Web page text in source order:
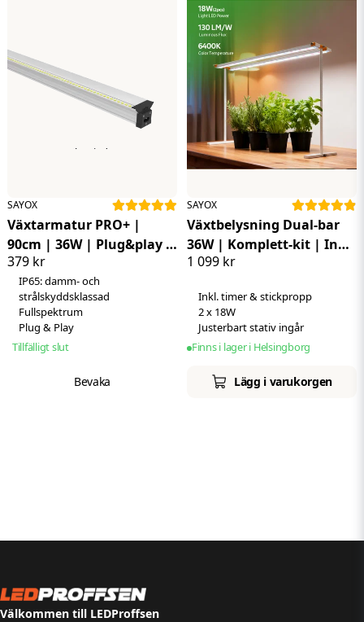
Köp mer - Betala mindre
SAYOX
Växtarmatur PRO+ |
90cm | 36W | Plug&play |
Fullspektrum 6500K |
Vattentät
379 kr
IP65: damm- och
strålskyddsklassad
Fullspektrum
Plug & Play
Tillfälligt slut
Bevaka
SAYOX
Växtbelysning Dual-bar
36W | Komplett-kit | Inkl.
timer och stativ | 60 cm
1 099 kr
Inkl. timer & stickpropp
2 x 18W
Justerbart stativ ingår
Finns i lager i Helsingborg
Lägg i varukorgen
Upp till 288W kan seriekopplas
Plug-and-play inkoppling
Välkommen till LEDProffsen